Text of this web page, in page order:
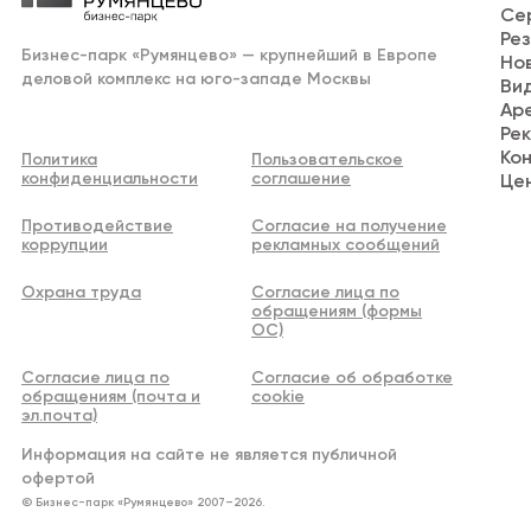
Бизнес-парк «Румянцево» — крупнейший в Европе
деловой комплекс на юго-западе Москвы
Политика
конфиденциальности
Пользовательское
соглашение
Противодействие
коррупции
Согласие на получение
рекламных сообщений
Охрана труда
Согласие лица по
обращениям (формы
ОС)
Согласие лица по
обращениям (почта и
эл.почта)
Согласие об обработке
cookie
Информация на сайте не является публичной
офертой
© Бизнес-парк «Румянцево» 2007–2026.